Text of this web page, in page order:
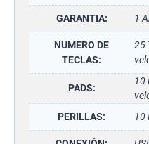
GARANTIA: 1
NUMERO DE
TECLAS:
25
PADS:
10
PERILLAS:
10